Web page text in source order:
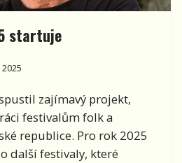
startuje
zajímavý projekt,
festivalům folk a
republice. Pro rok 2025
další festivaly, které